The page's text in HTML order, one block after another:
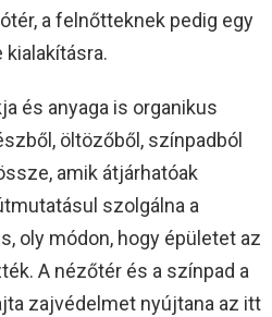
a felnőtteknek pedig egy
és anyaga is organikus
öltözőből, színpadból
amik átjárhatóak
szolgálna a
oly módon, hogy épületet az
A nézőtér és a színpad a
zajvédelmet nyújtana az itt